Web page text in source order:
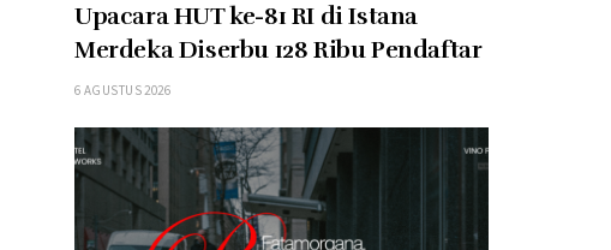
Upacara HUT ke-81 RI di Istana
Merdeka Diserbu 128 Ribu Pendaftar
6 AGUSTUS 2026